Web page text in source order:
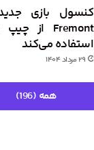
استفاده می‌کند
۲۹ مرداد ۱۴۰۴
همه (196)